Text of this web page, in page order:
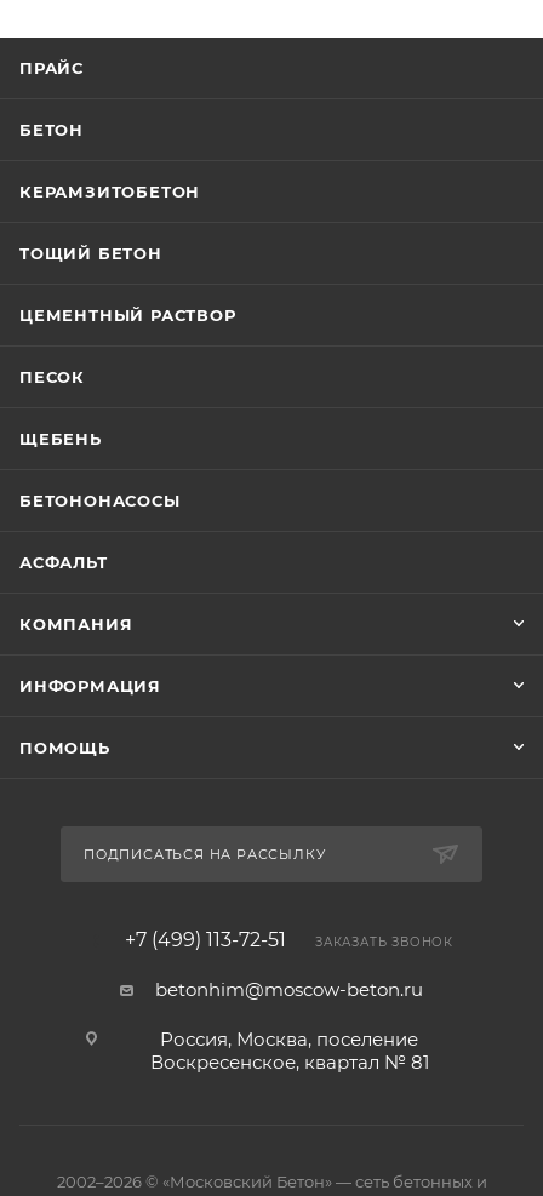
ПРАЙС
БЕТОН
КЕРАМЗИТОБЕТОН
ТОЩИЙ БЕТОН
ЦЕМЕНТНЫЙ РАСТВОР
ПЕСОК
ЩЕБЕНЬ
БЕТОНОНАСОСЫ
АСФАЛЬТ
КОМПАНИЯ
ИНФОРМАЦИЯ
ПОМОЩЬ
ПОДПИСАТЬСЯ НА РАССЫЛКУ
+7 (499) 113-72-51 ЗАКАЗАТЬ ЗВОНОК
betonhim@moscow-beton.ru
Россия, Москва, поселение
Воскресенское, квартал № 81
2002–2026 © «Московский Бетон» — сеть бетонных и